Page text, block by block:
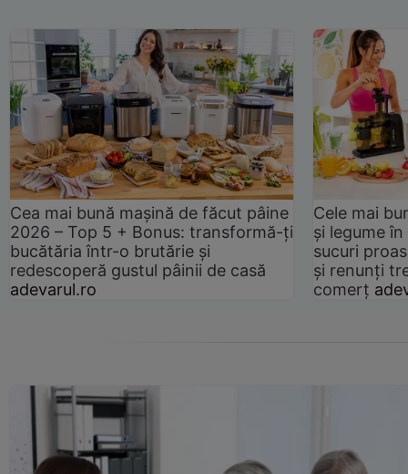
Cea mai bună mașină de făcut pâine
2026 – Top 5 + Bonus: transformă-ți
bucătăria într-o brutărie și
redescoperă gustul pâinii de casă
adevarul.ro
Cele mai
și legume
sucuri
și renunți
comerț